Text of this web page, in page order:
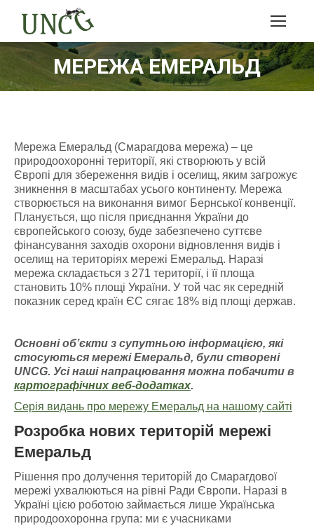
МЕРЕЖА ЕМЕРАЛЬД
Мережа Емеральд (Смарагдова мережа) – це
природоохоронні території, які створюють у всій
Європі для збереження видів і оселищ, яким загрожує
зникнення в масштабах усього континенту. Мережа
створюється на виконання вимог Бернської конвенції.
Планується, що після приєднання України до
європейського союзу, буде забезпечено суттєве
фінансування заходів охорони відновлення видів і
оселищ на територіях мережі Емеральд. Наразі
мережа складається з 271 території, і її площа
становить 10% площі України. У той час як середній
показник серед країн ЄС сягає 18% від площі держав.
Основні об’єкти з супутньою інформацією, які
стосуються мережі Емеральд, були створені
UNCG. Усі наші напрацювання можна побачити в
картографічних веб-додатках.
Серія видань про мережу Емеральд на нашому сайті
Розробка нових територій мережі
Емеральд
Рішення про долучення територій до Смарагдової
мережі ухвалюються на рівні Ради Європи. Наразі в
Україні цією роботою займається лише Українська
природоохоронна група: ми є учасниками